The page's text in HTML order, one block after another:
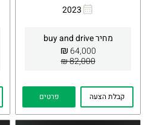
2023
מחיר buy and drive
64,000
₪
82,000 ₪
Whatsapp
קבלת הצעה פרטים